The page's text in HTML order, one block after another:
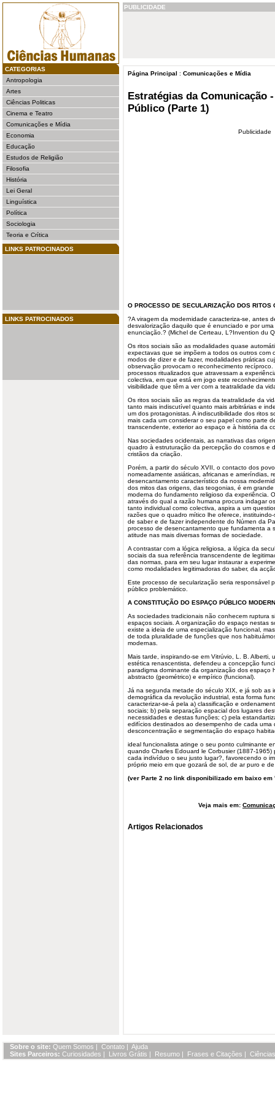
CATEGORIAS
Antropologia
Artes
Ciências Politicas
Cinema e Teatro
Comunicações e Mídia
Economia
Educação
Estudos de Religião
Filosofia
História
Lei Geral
Linguística
Política
Sociologia
Teoria e Crítica
LINKS PATROCINADOS
LINKS PATROCINADOS
PUBLICIDADE
Página Principal : Comunicações e Mídia
Estratégias da Comunicação
Público (Parte 1)
Publicidade
O PROCESSO DE SECULARIZAÇÃO DOS RITOS
?A viragem da modernidade caracteriza-se, antes
desvalorização daquilo que é enunciado e por
enunciação.? (Michel de Certeau, L?Invention du
Os ritos sociais são as modalidades quase
expectavas que se impõem a todos os outros com
modos de dizer e de fazer, modalidades práticas
observação provocam o reconhecimento
processos ritualizados que atravessam a
colectiva , em que está em jogo este
visibilidade que têm a ver com a teatralidade da
Os ritos sociais são as regras da teatralidade da
tanto mais indiscutível quanto mais arbitrárias e
um dos protagonistas. A indiscutibilidade dos ritos
mais cada um considerar o seu papel como parte
transcendente, exterior ao espaço e à história da
Nas sociedades ocidentais, as narrativas das
quadro à estruturação da percepção do cosmos e
cristãos da criação.
Porém, a partir do século XVII, o contacto dos
nomeadamente asiáticas, africanas e ameríndias,
desencantamento característico da nossa
dos mitos das origens, das teogonias, é em
moderna do fundamento religioso da experiência.
através do qual a razão humana procura indagar
tanto individual como colectiva, aspira a um
razões que o quadro mítico lhe oferece,
de saber e de fazer independente do Númen da
processo de desencantamento que fundamenta a
atitude nas mais diversas formas de sociedade.
A contrastar com a lógica religiosa, a lógica da
sociais da sua referência transcendente de
das normas, para em seu lugar instaurar a
como modalidades legitimadoras do saber, da
Este processo de secularização seria responsável
público problemático.
A CONSTITUÇÃO DO ESPAÇO PÚBLICO
As sociedades tradicionais não conhecem ruptura
espaços sociais. A organização do espaço nestas
existe a ideia de uma especialização funcional,
de toda pluralidade de funções que nos
modernas.
Mais tarde, inspirando-se em Vitrúvio, L. B. Alberti,
estética renascentista, defendeu a concepção
paradigma dominante da organização dos espaço
abstracto (geométrico) e empírico (funcional).
Já na segunda metade do século XIX, e já sob as
demográfica da revolução industrial, esta forma
caracterizar-se-á pela a) classificação e
sociais; b) pela separação espacial dos lugares
necessidades e destas funções; c) pela
edifícios destinados ao desempenho de cada uma
desconcentração e segmentação do espaço
ideal funcionalista atinge o seu ponto culminante
quando Charles Edouard le Corbusier (1887-
cada indivíduo o seu justo lugar?, favorecendo o
próprio meio em que gozará de sol, de ar puro e
(ver Parte 2 no link disponibilizado em baixo em
Veja mais em:
Artigos Relacionados
Sobre o site: Quem Somos | Contato | Ajuda
Sites Parceiros: Curiosidades | Livros Grátis | Resumo | Frases e Citações |